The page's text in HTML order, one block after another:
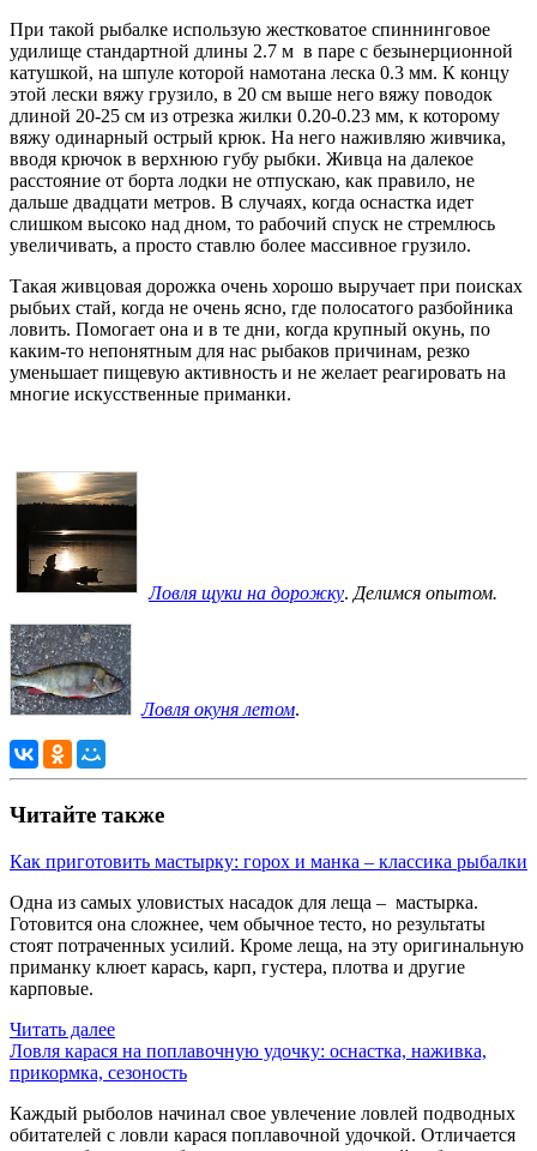
При такой рыбалке использую жестковатое спиннинговое
удилище стандартной длины 2.7 м в паре с безынерционной
катушкой, на шпуле которой намотана леска 0.3 мм. К концу
этой лески вяжу грузило, в 20 см выше него вяжу поводок
длиной 20-25 см из отрезка жилки 0.20-0.23 мм, к которому
вяжу одинарный острый крюк. На него наживляю живчика,
вводя крючок в верхнюю губу рыбки. Живца на далекое
расстояние от борта лодки не отпускаю, как правило, не
дальше двадцати метров. В случаях, когда оснастка идет
слишком высоко над дном, то рабочий спуск не стремлюсь
увеличивать, а просто ставлю более массивное грузило.
Такая живцовая дорожка очень хорошо выручает при поисках
рыбьих стай, когда не очень ясно, где полосатого разбойника
ловить. Помогает она и в те дни, когда крупный окунь, по
каким-то непонятным для нас рыбаков причинам, резко
уменьшает пищевую активность и не желает реагировать на
многие искусственные приманки.
Ловля щуки на дорожку. Делимся опытом.
Ловля окуня летом.
Читайте также
Как приготовить мастырку: горох и манка – классика рыбалки
Одна из самых уловистых насадок для леща – мастырка.
Готовится она сложнее, чем обычное тесто, но результаты
стоят потраченных усилий. Кроме леща, на эту оригинальную
приманку клюет карась, карп, густера, плотва и другие
карповые.
Читать далее
Ловля карася на поплавочную удочку: оснастка, наживка,
прикормка, сезоность
Каждый рыболов начинал свое увлечение ловлей подводных
обитателей с ловли карася поплавочной удочкой. Отличается